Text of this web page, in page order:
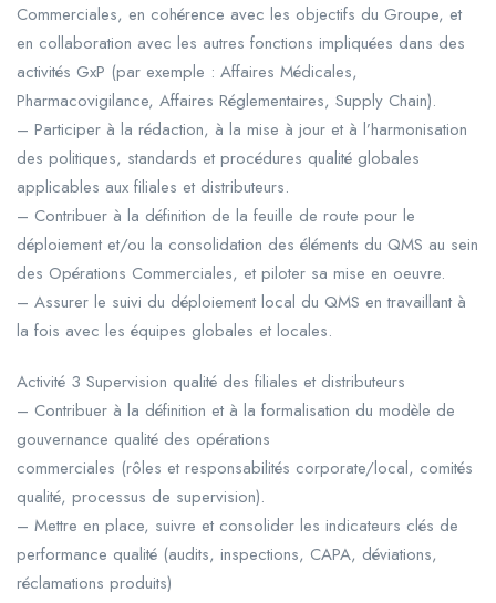
Commerciales, en cohérence avec les objectifs du Groupe, et
en collaboration avec les autres fonctions impliquées dans des
activités GxP (par exemple : Affaires Médicales,
Pharmacovigilance, Affaires Réglementaires, Supply Chain).
– Participer à la rédaction, à la mise à jour et à l’harmonisation
des politiques, standards et procédures qualité globales
applicables aux filiales et distributeurs.
– Contribuer à la définition de la feuille de route pour le
déploiement et/ou la consolidation des éléments du QMS au sein
des Opérations Commerciales, et piloter sa mise en oeuvre.
– Assurer le suivi du déploiement local du QMS en travaillant à
la fois avec les équipes globales et locales.
Activité 3 Supervision qualité des filiales et distributeurs
– Contribuer à la définition et à la formalisation du modèle de
gouvernance qualité des opérations
commerciales (rôles et responsabilités corporate/local, comités
qualité, processus de supervision).
– Mettre en place, suivre et consolider les indicateurs clés de
performance qualité (audits, inspections, CAPA, déviations,
réclamations produits)